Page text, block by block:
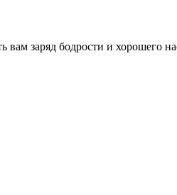
вам заряд бодрости и